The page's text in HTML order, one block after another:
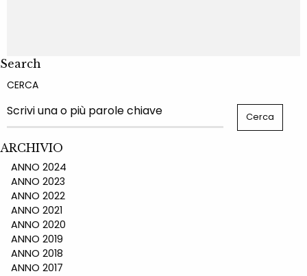
Search
CERCA
ARCHIVIO
ANNO 2024
ANNO 2023
ANNO 2022
ANNO 2021
ANNO 2020
ANNO 2019
ANNO 2018
ANNO 2017